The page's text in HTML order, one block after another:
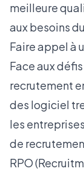
meilleure
aux besoins
Faire appel à
Face aux
recrutement
des logiciel
les
de
RPO